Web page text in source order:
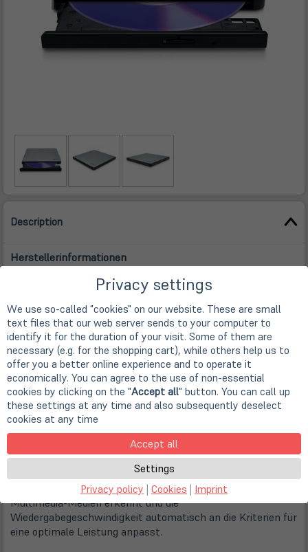
Description
Herstellerinformationen
TV-Anschlussmöglichkeit
Fotorahmen und Notebook/PCs, indem Sie Ihr Laufwerk
einfach über ein USB-Kabel anschließen.
Überlegener Datenschutz mit M-DISC™ Unterstützung
Die M-DISC™ nutzt eine patentierte, steinähnliche
Aufzeichnungsoberfläche anstelle von organischem
Farbstoff, um Ihre Daten auf eine Disk zu ätzen. Die M-DISC
wurde getestet und hat sich als überdurchschnittliche DVD
auf dem Markt bewährt.
Silent Play
Die Silent Play-Technologie hilft bei der Reduzierung von
Störungen bei der Wiedergabe, indem sie verschiedene
Multimedia-Medien erkennt und die
Wiedergabegeschwindigkeit automatisch an die Kriterien für
eine optimale Leistung anpasst.
Privacy settings
We use so-called "cookies" on our website. These are small
text files that our web server sends to your computer to
identify it for the duration of your visit. Some of them are
necessary (e.g. for the shopping cart), while others help us to
offer you a better online experience and to operate it
economically. You can agree to the use of non-essential
cookies by clicking on the "Accept all" button. You can call up
these settings at any time and also subsequently deselect
cookies at any time
Accept all
Settings
Privacy policy | Cookies | Imprint